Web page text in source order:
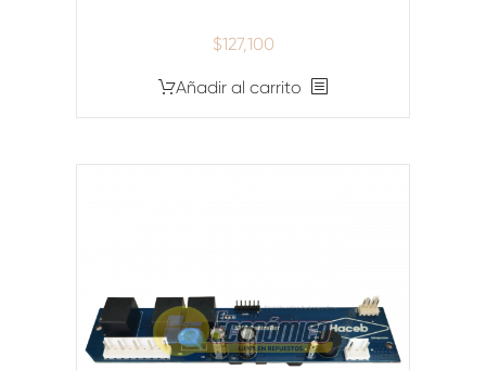
$127,100
Añadir al carrito